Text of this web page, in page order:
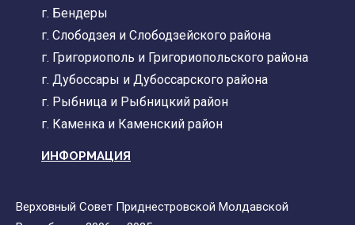
г. Бендеры
г. Слободзея и Слободзейского района
г. Григориополь и Григориопольского района
г. Дубоссары и Дубоссарского района
г. Рыбница и Рыбницкий район
г. Каменка и Каменский район
ИНФОРМАЦИЯ
Верховный Совет Приднестровской Молдавской